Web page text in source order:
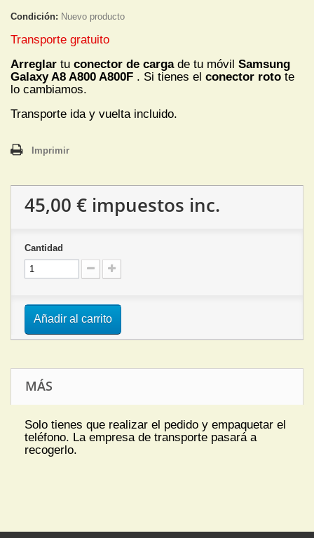
Condición: Nuevo producto
Transporte gratuito
Arreglar tu conector de carga de tu móvil Samsung
Galaxy A8 A800 A800F . Si tienes el conector roto te
lo cambiamos.
Transporte ida y vuelta incluido.
Imprimir
45,00 € impuestos inc.
Cantidad
Añadir al carrito
MÁS
Solo tienes que realizar el pedido y empaquetar el
teléfono. La empresa de transporte pasará a
recogerlo.